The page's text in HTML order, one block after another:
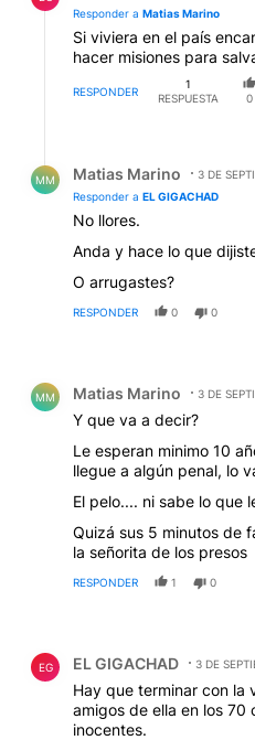
Responder a Matias Marino
Si viviera en el país
hacer misiones para
RESPONDER
1
RESPUESTA
0
MM Matias Marino
3 DE
Responder a EL GIGACHAD
No llores.
Anda y hace lo que
O arrugastes?
RESPONDER 0 0
MM Matias Marino 3 DE
Y que va a decir?
Le esperan minimo 10
llegue a algún penal, lo
El pelo.... ni sabe lo que
Quizá sus 5 minutos de
la señorita de los presos
RESPONDER 1 0
EG EL GIGACHAD 3 DE
Hay que terminar con la
amigos de ella en los 70
inocentes.